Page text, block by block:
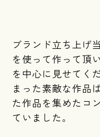
ブランド立ち上げ
を使って作って頂
を中心に見せてく
まった素敵な作品
た作品を集めたコ
ていました。